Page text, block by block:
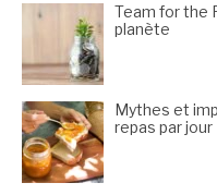
Team for the
planète
Mythes et
repas par jour